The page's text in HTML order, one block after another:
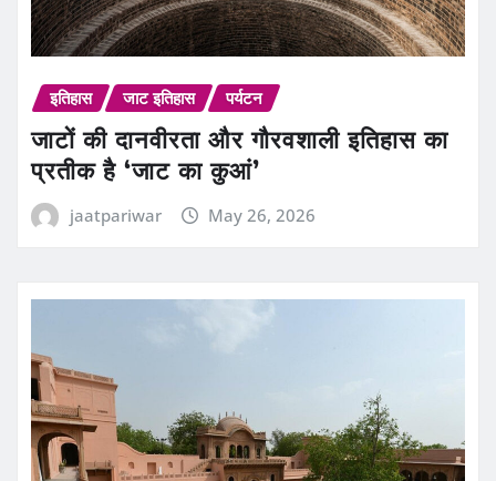
इतिहास जाट इतिहास पर्यटन
जाटों की दानवीरता और गौरवशाली इतिहास का
प्रतीक है ‘जाट का कुआं’
jaatpariwar May 26, 2026